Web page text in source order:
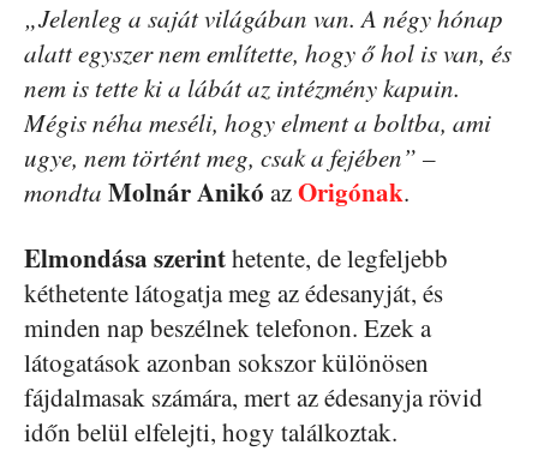
„Jelenleg a saját világában van. A négy hónap
alatt egyszer nem említette, hogy ő hol is van, és
nem is tette ki a lábát az intézmény kapuin.
Mégis néha meséli, hogy elment a boltba, ami
ugye, nem történt meg, csak a fejében” –
mondta Molnár Anikó azOrigónak.
Elmondása szerinthetente, de legfeljebb
kéthetente látogatja meg az édesanyját, és
minden nap beszélnek telefonon. Ezek a
látogatások azonban sokszor különösen
fájdalmasak számára, mert az édesanyja rövid
időn belül elfelejti, hogy találkoztak.